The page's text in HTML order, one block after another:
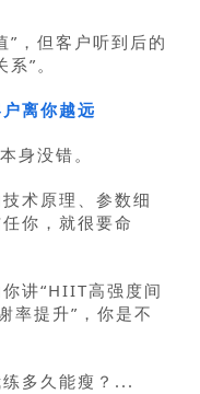
”，但客户听到后的
”。
离你越远
身没错。
术原理、参数细
你，就很要命
讲“HIIT高强度间
率提升”，你是不
多久能瘦？...